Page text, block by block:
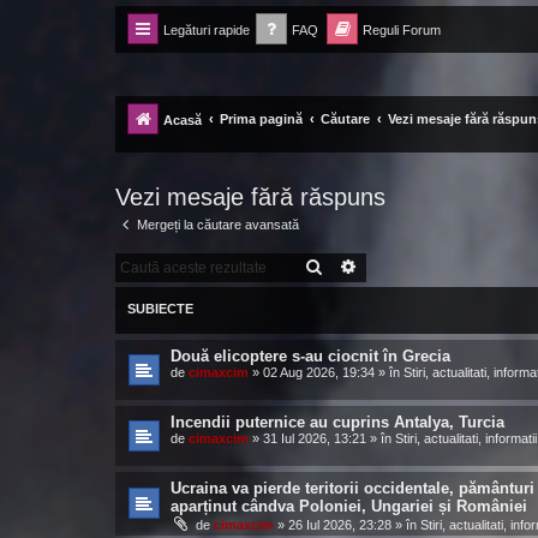
Legături rapide FAQ Reguli Forum
Forum Ecolomania™®
-= Idei pentru viitor =-
Acasă Prima pagină Căutare Vezi mesaje fără
Vezi mesaje fără răspuns
Mergeți la căutare avansată
CĂUTARE
SUBIECTE
Două elicoptere s-au ciocnit în Grecia
de cimaxcim » 02 Aug 2026, 19:34 » în Stiri, actualitati,
Incendii puternice au cuprins Antalya, Turcia
de cimaxcim » 31 Iul 2026, 13:21 » în Stiri, actualitati, informatii
Ucraina va pierde teritorii occidentale, pământuri
aparținut cândva Poloniei, Ungariei și României
de cimaxcim » 26 Iul 2026, 23:28 » în Stiri, actualitati,